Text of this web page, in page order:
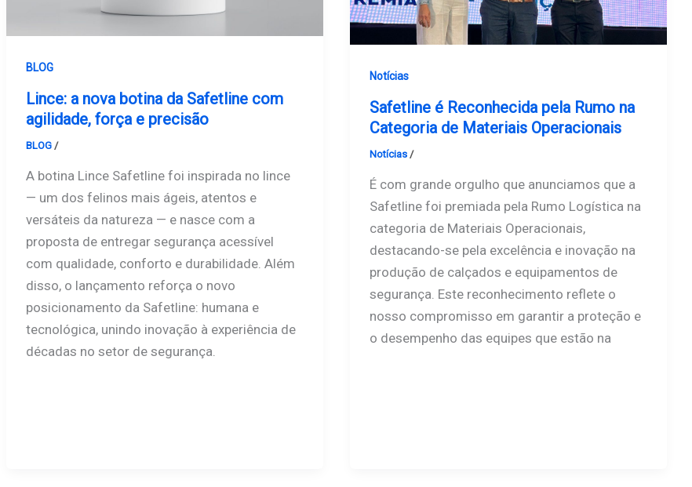
BLOG
Lince: a nova botina da Safetline com
agilidade, força e precisão
BLOG /
A botina Lince Safetline foi inspirada no lince
— um dos felinos mais ágeis, atentos e
versáteis da natureza — e nasce com a
proposta de entregar segurança acessível
com qualidade, conforto e durabilidade. Além
disso, o lançamento reforça o novo
posicionamento da Safetline: humana e
tecnológica, unindo inovação à experiência de
décadas no setor de segurança.
Notícias
Safetline é Reconhecida pela Rumo na
Categoria de Materiais Operacionais
Notícias /
É com grande orgulho que anunciamos que a
Safetline foi premiada pela Rumo Logística na
categoria de Materiais Operacionais,
destacando-se pela excelência e inovação na
produção de calçados e equipamentos de
segurança. Este reconhecimento reflete o
nosso compromisso em garantir a proteção e
o desempenho das equipes que estão na